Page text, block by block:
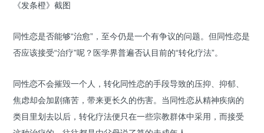
《发条橙》截图
同性恋是否能够“治愈”，至今仍是一个有争议的问题。但同性恋是
否应该接受“治疗”呢？医学界普遍否认目前的“转化疗法”。
同性恋不会摧毁一个人，转化同性恋的手段导致的压抑、抑郁、
焦虑却会加剧痛苦，带来更长久的伤害。当同性恋从精神疾病的
类目里划去以后，转化疗法便只在一些宗教群体中采用，而接受